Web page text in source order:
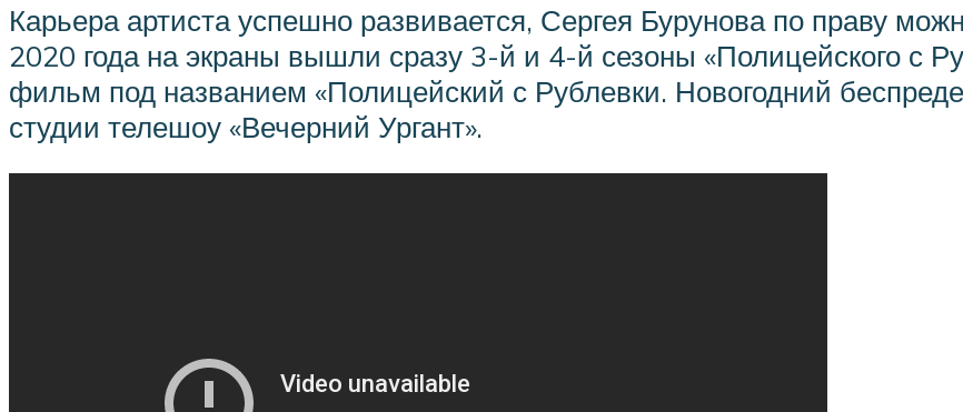
Карьера артиста успешно развивается, Сергея Бурунова по праву
2020 года на экраны вышли сразу 3-й и 4-й сезоны «Полицейского с
фильм под названием «Полицейский с Рублевки. Новогодний
студии телешоу «Вечерний Ургант».